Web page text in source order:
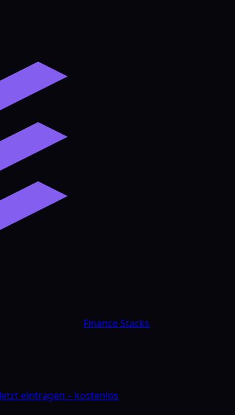
Finance Stacks
Jetzt eintragen – kostenlos